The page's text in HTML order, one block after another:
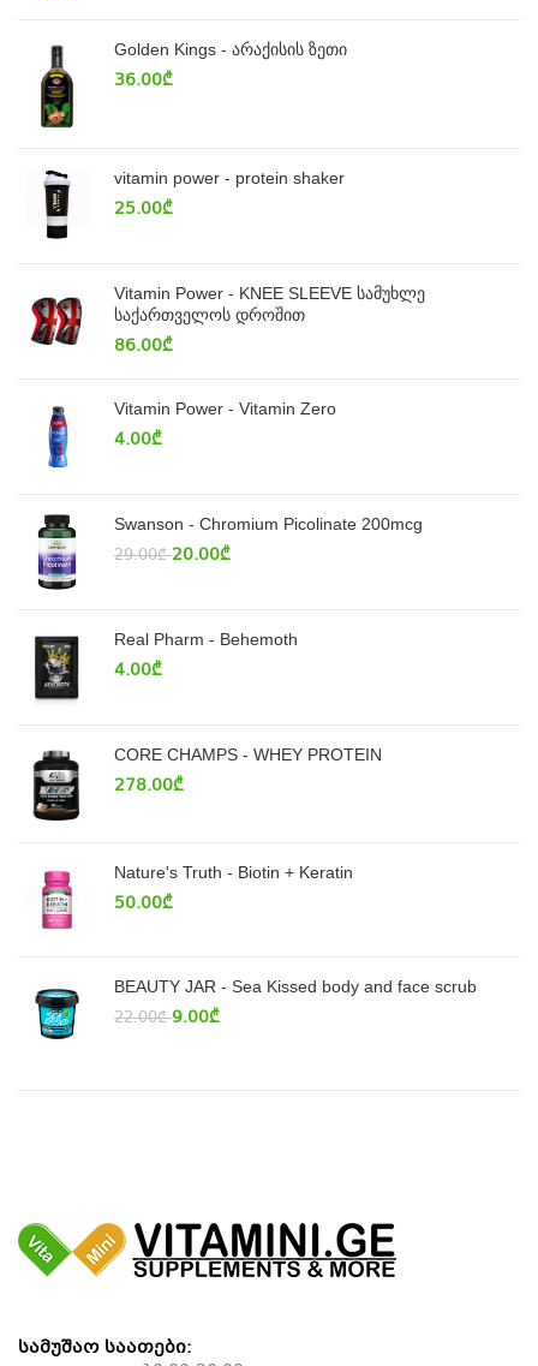
Golden Kings - არაქისის ზეთი
36.00₾
vitamin power - protein shaker
25.00₾
Vitamin Power - KNEE SLEEVE სამუხლე
საქართველოს დროშით
86.00₾
Vitamin Power - Vitamin Zero
4.00₾
Swanson - Chromium Picolinate 200mcg
29.00₾ 20.00₾
Real Pharm - Behemoth
4.00₾
CORE CHAMPS - WHEY PROTEIN
278.00₾
Nature's Truth - Biotin + Keratin
50.00₾
BEAUTY JAR - Sea Kissed body and face scrub
22.00₾ 9.00₾
სამუშაო საათები: